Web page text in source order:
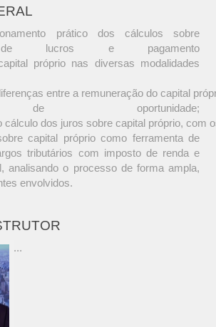
prático dos cálculos sobre
de lucros e pagamento
próprio nas diversas modalidades
entre a remuneração do capital
oportunidade;
cálculo dos juros sobre capital próprio, com
capital próprio como ferramenta de
tributários com imposto de renda e
analisando o processo de forma ampla,
envolvidos.
...